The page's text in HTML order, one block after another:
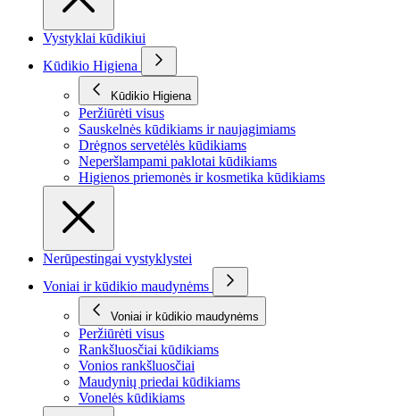
Vystyklai kūdikiui
Kūdikio Higiena
Kūdikio Higiena
Peržiūrėti visus
Sauskelnės kūdikiams ir naujagimiams
Drėgnos servetėlės kūdikiams
Neperšlampami paklotai kūdikiams
Higienos priemonės ir kosmetika kūdikiams
Nerūpestingai vystyklystei
Voniai ir kūdikio maudynėms
Voniai ir kūdikio maudynėms
Peržiūrėti visus
Rankšluosčiai kūdikiams
Vonios rankšluosčiai
Maudynių priedai kūdikiams
Vonelės kūdikiams